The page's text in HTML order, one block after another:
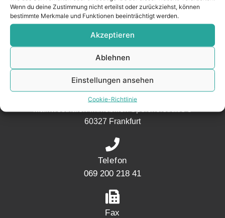
Wenn du deine Zustimmung nicht erteilst oder zurückziehst, können
bestimmte Merkmale und Funktionen beeinträchtigt werden.
Akzeptieren
Ablehnen
Einstellungen ansehen
Cookie-Richtlinie
Nachbarschaft.
– seit 2017.
Adresse
60327 Frankfurt
Telefon
069 200 218 41
Fax